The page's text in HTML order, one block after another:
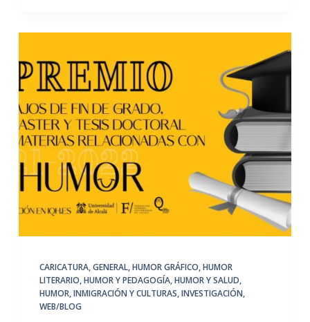
CARICATURA,GENERAL,HUMOR GRÁFICO,HUMOR
LITERARIO,HUMOR Y PEDAGOGÍA,HUMOR Y SALUD,
HUMOR, INMIGRACIÓN Y CULTURAS,INVESTIGACIÓN,
WEB/BLOG